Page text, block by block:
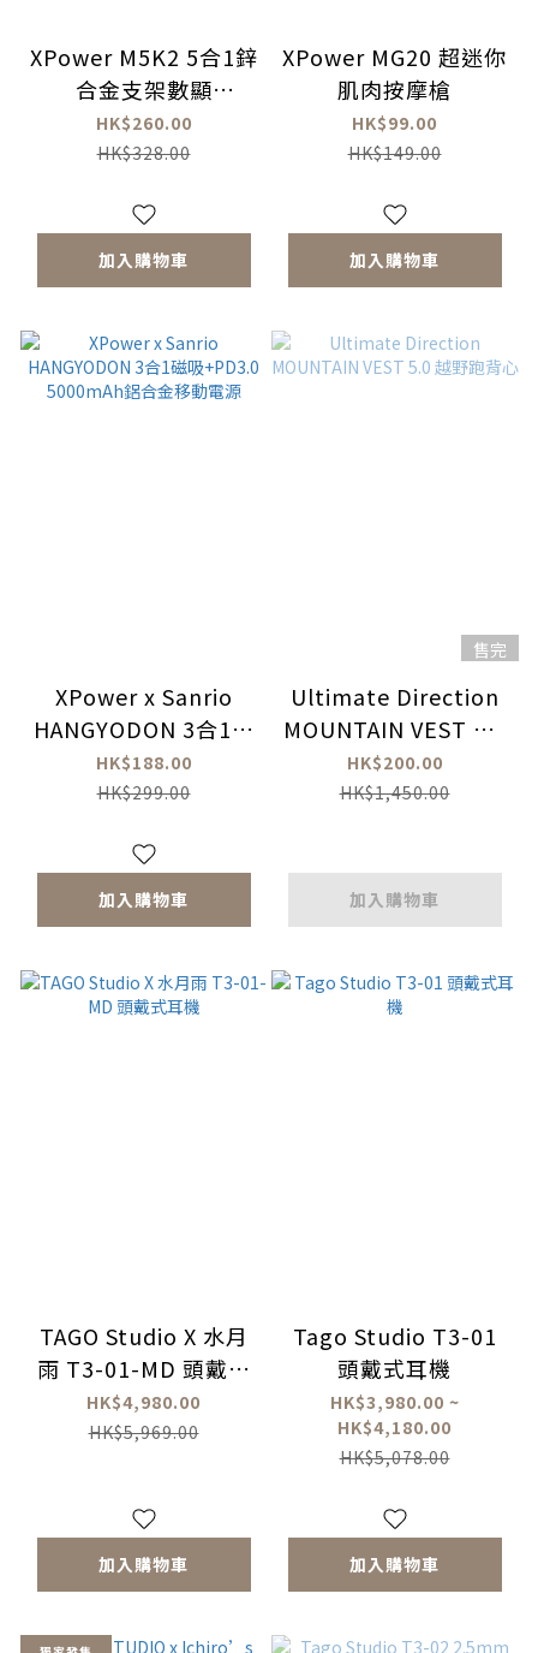
XPower M5K2 5合1鋅
合金支架數顯
5000mAh PD3.0+QI2
磁吸移動電源
HK$260.00
HK$328.00
加入購物車
XPower MG20 超迷你
肌肉按摩槍
HK$99.00
HK$149.00
加入購物車
XPower x Sanrio
HANGYODON 3合1磁
吸+PD3.0 5000mAh
鋁合金移動電源
HK$188.00
HK$299.00
加入購物車
售完
Ultimate Direction
MOUNTAIN VEST 5.0
越野跑背心
HK$200.00
HK$1,450.00
加入購物車
TAGO Studio X 水月
雨 T3-01-MD 頭戴式
耳機
HK$4,980.00
HK$5,969.00
加入購物車
Tago Studio T3-01
頭戴式耳機
HK$3,980.00 ~
HK$4,180.00
HK$5,078.00
加入購物車